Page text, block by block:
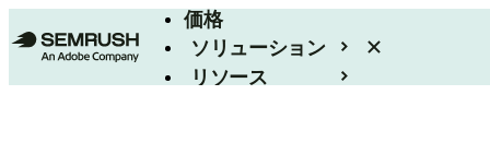
価格
ソリューション
リソース